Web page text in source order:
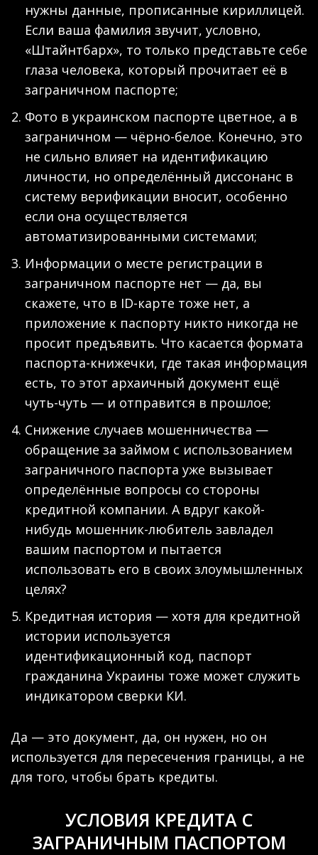
нужны данные, прописанные кириллицей.
Если ваша фамилия звучит, условно,
«Штайнтбарх», то только представьте себе
глаза человека, который прочитает её в
заграничном паспорте;
Фото в украинском паспорте цветное, а в
заграничном — чёрно-белое. Конечно, это
не сильно влияет на идентификацию
личности, но определённый диссонанс в
систему верификации вносит, особенно
если она осуществляется
автоматизированными системами;
Информации о месте регистрации в
заграничном паспорте нет — да, вы
скажете, что в ID-карте тоже нет, а
приложение к паспорту никто никогда не
просит предъявить. Что касается формата
паспорта-книжечки, где такая информация
есть, то этот архаичный документ ещё
чуть-чуть — и отправится в прошлое;
Снижение случаев мошенничества —
обращение за займом с использованием
заграничного паспорта уже вызывает
определённые вопросы со стороны
кредитной компании. А вдруг какой-
нибудь мошенник-любитель завладел
вашим паспортом и пытается
использовать его в своих злоумышленных
целях?
Кредитная история — хотя для кредитной
истории используется
идентификационный код, паспорт
гражданина Украины тоже может служить
индикатором сверки КИ.
Да — это документ, да, он нужен, но он
используется для пересечения границы, а не
для того, чтобы брать кредиты.
УСЛОВИЯ КРЕДИТА С
ЗАГРАНИЧНЫМ ПАСПОРТОМ